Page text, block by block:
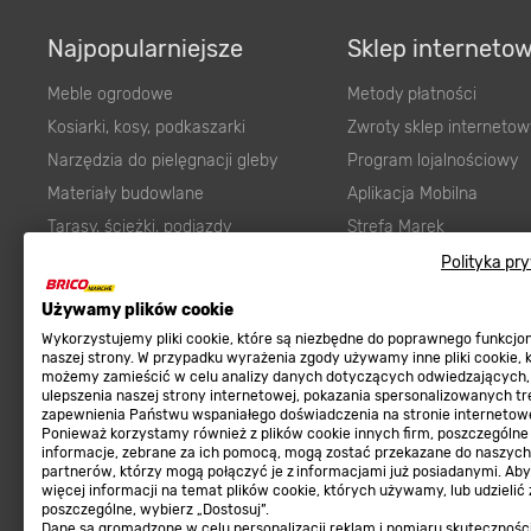
Polityka
Używamy plików cookie
Wykorzystujemy pliki cookie, które są niezbędne do poprawnego
naszej strony. W przypadku wyrażenia zgody używamy inne pliki cookie,
możemy zamieścić w celu analizy danych dotyczących odwiedzających,
ulepszenia naszej strony internetowej, pokazania spersonalizowanych
zapewnienia Państwu wspaniałego doświadczenia na stronie
Ponieważ korzystamy również z plików cookie innych firm, poszczególne
informacje, zebrane za ich pomocą, mogą zostać przekazane do naszych
partnerów, którzy mogą połączyć je z informacjami już posiadanymi.
więcej informacji na temat plików cookie, których używamy, lub udzielić
poszczególne, wybierz „Dostosuj”.
Najpopularniejsze
Meble ogrodowe
Kosiarki, kosy, podkaszarki
Narzędzia do pielęgnacji gleby
Materiały budowlane
Tarasy, ścieżki, podjazdy
Karma dla psa
Farby wewnętrzne białe
Elektryka
Panele
Elektronarzędzia
Płytki
Panele podłogowe
Sklep
Metody płatności
Zwroty sklep
Program lojalnościowy
Aplikacja Mobilna
Strefa Marek
zgodności towaru z
Program Brico PRO
Regulaminy
Regulaminy